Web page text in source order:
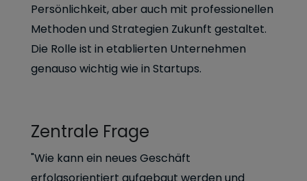
Persönlichkeit, aber auch mit professionellen
Methoden und Strategien Zukunft gestaltet.
Die Rolle ist in etablierten Unternehmen
genauso wichtig wie in Startups.
Zentrale Frage
"Wie kann ein neues Geschäft
erfolgsorientiert aufgebaut werden und